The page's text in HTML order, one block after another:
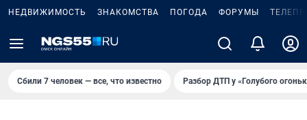
НЕДВИЖИМОСТЬ ЗНАКОМСТВА ПОГОДА ФОРУМЫ
Сбили 7 человек — все, что известно Разбор ДТП у «Голубого